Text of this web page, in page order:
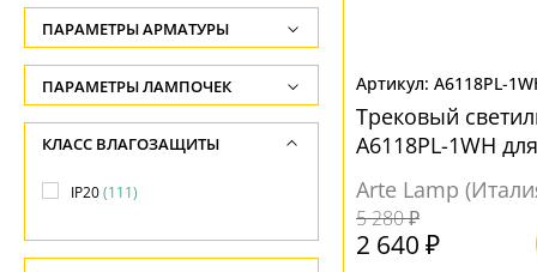
A6118PL-
Трековый
A6118PL-1WH
Arte Lamp
5 280 ₽
2 640 ₽
Ширина, см
-
Диаметр, см
-
Длина, см
ФОРМА ПЛАФОНА
Конус(9)
Куб(2)
Призма(5)
Прямоугольник
ПАРАМЕТРЫ АРМАТУРЫ
ЦВЕТ АРМАТУРЫ
Белый(44)
ПАРАМЕТРЫ ЛАМПОЧЕК
Количество ламп
-
Общая мощность ламп
-
КЛАСС ВЛАГОЗАЩИТЫ
IP20(111)